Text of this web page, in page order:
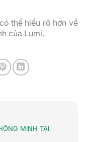
thể hiểu rõ hơn về
của Lumi.
MINH TẠI